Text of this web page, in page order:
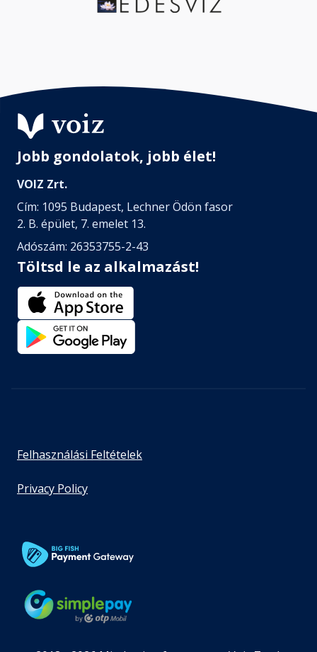
Jobb gondolatok, jobb élet!
VOIZ Zrt.
Cím: 1095 Budapest, Lechner Ödön fasor
2. B. épület, 7. emelet 13.
Adószám: 26353755-2-43
Töltsd le az alkalmazást!
Felhasználási Feltételek
Privacy Policy